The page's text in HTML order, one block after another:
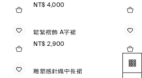
NT$ 4,000
鬆緊褶飾 A字裙
NT$ 2,900
雕塑感針織中長裙